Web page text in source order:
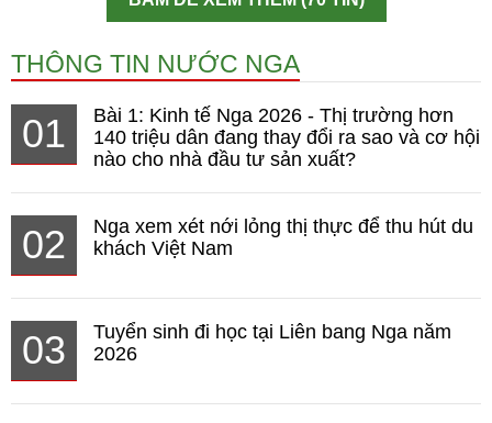
THÔNG TIN NƯỚC NGA
01
Bài 1: Kinh tế Nga 2026 - Thị trường hơn
140 triệu dân đang thay đổi ra sao và cơ hội
nào cho nhà đầu tư sản xuất?
02
Nga xem xét nới lỏng thị thực để thu hút du
khách Việt Nam
03
Tuyển sinh đi học tại Liên bang Nga năm
2026